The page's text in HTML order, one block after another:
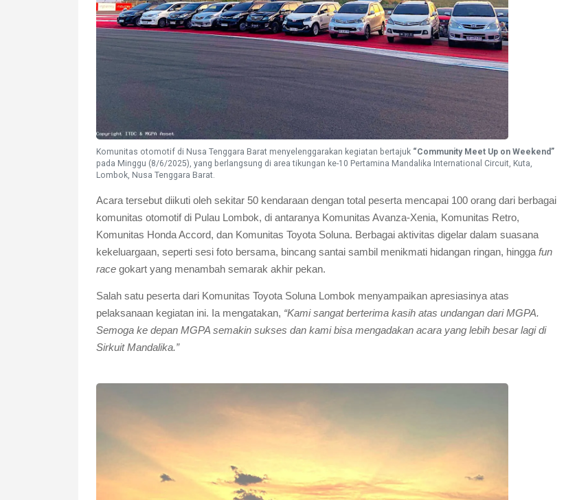
Komunitas otomotif di Nusa Tenggara Barat menyelenggarakan kegiatan bertajuk “Community Meet Up on Weekend”
pada Minggu (8/6/2025), yang berlangsung di area tikungan ke-10 Pertamina Mandalika International Circuit, Kuta,
Lombok, Nusa Tenggara Barat.
Acara tersebut diikuti oleh sekitar 50 kendaraan dengan total peserta mencapai 100 orang dari berbagai
komunitas otomotif di Pulau Lombok, di antaranya Komunitas Avanza-Xenia, Komunitas Retro,
Komunitas Honda Accord, dan Komunitas Toyota Soluna. Berbagai aktivitas digelar dalam suasana
kekeluargaan, seperti sesi foto bersama, bincang santai sambil menikmati hidangan ringan, hingga fun
race gokart yang menambah semarak akhir pekan.
Salah satu peserta dari Komunitas Toyota Soluna Lombok menyampaikan apresiasinya atas
pelaksanaan kegiatan ini. Ia mengatakan, “Kami sangat berterima kasih atas undangan dari MGPA.
Semoga ke depan MGPA semakin sukses dan kami bisa mengadakan acara yang lebih besar lagi di
Sirkuit Mandalika.”